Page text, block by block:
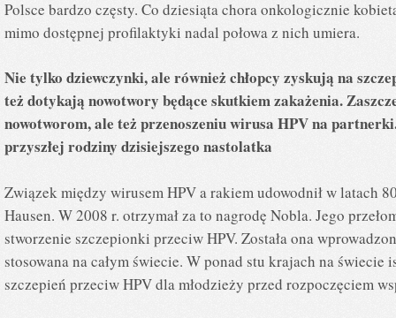
Polsce bardzo częsty. Co dziesiąta chora onkologicznie
mimo dostępnej profilaktyki nadal połowa z nich umiera.
Nie tylko dziewczynki, ale również chłopcy zyskują na
też dotykają nowotwory będące skutkiem zakażenia.
nowotworom, ale też przenoszeniu wirusa HPV na
przyszłej rodziny dzisiejszego nastolatka
Związek między wirusem HPV a rakiem udowodnił w latach
Hausen. W 2008 r. otrzymał za to nagrodę Nobla. Jego
stworzenie szczepionki przeciw HPV. Została ona
stosowana na całym świecie. W ponad stu krajach na świecie
szczepień przeciw HPV dla młodzieży przed rozpoczęciem